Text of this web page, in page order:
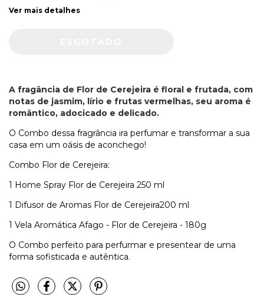
Ver mais detalhes
A fragância de Flor de Cerejeira é floral e frutada, com
notas de jasmim, lírio e frutas vermelhas, seu aroma é
romântico, adocicado e delicado.
O Combo dessa fragrância ira perfumar e transformar a sua
casa em um oásis de aconchego!
Combo Flor de Cerejeira:
1 Home Spray Flor de Cerejeira 250 ml
1 Difusor de Aromas Flor de Cerejeira200 ml
1 Vela Aromática Afago - Flor de Cerejeira - 180g
O Combo perfeito para perfurmar e presentear de uma
forma sofisticada e autêntica.